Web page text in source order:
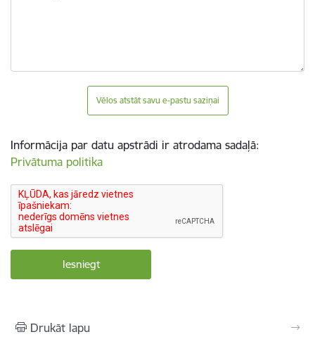
Vēlos atstāt savu e-pastu saziņai
Informācija par datu apstrādi ir atrodama sadaļā:
Privātuma politika
Drukāt lapu